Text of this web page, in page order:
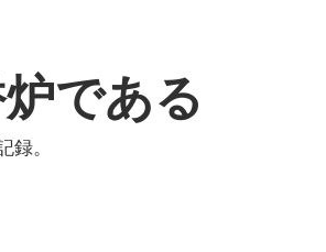
である
。